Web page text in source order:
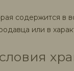
содержится в
или в